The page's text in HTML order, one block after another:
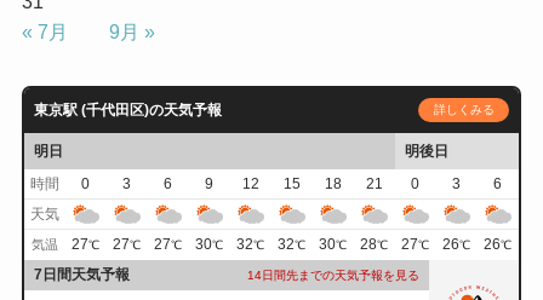
« 7月
9月 »
東京駅 (千代田区)の天気予報 詳しくみる
明日
明後日
時間
0 3 6 9 12 15 18 21 0 3
6
天気
気温 27℃ 27℃ 27℃ 30℃ 32℃ 32℃ 30℃ 28℃ 27℃ 26℃ 26℃
7日間天気予報 14日間先までの天気予報を見る